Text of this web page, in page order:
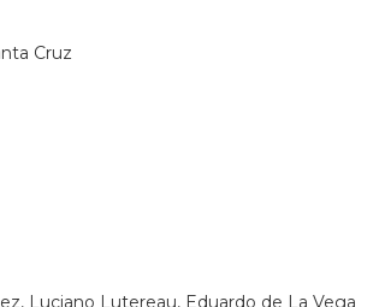
Cruz
Luciano Lutereau, Eduardo de La Vega